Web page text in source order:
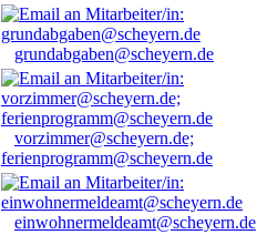
grundabgaben@scheyern.de
vorzimmer@scheyern.de;
ferienprogramm@scheyern.de
einwohnermeldeamt@scheyern.de